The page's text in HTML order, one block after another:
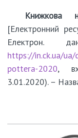
Книжкова
[Електронний
Електрон.
https://in.ck.ua/
pottera-2020,
3.01.2020). –